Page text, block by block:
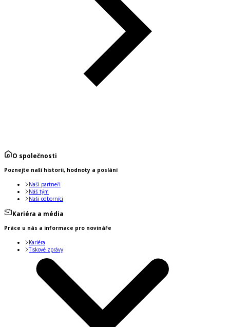
O společnosti
Poznejte naší historii, hodnoty a poslání
Naši partneři
Náš tým
Naši odborníci
Kariéra a média
Práce u nás a informace pro novináře
Kariéra
Tiskové zprávy